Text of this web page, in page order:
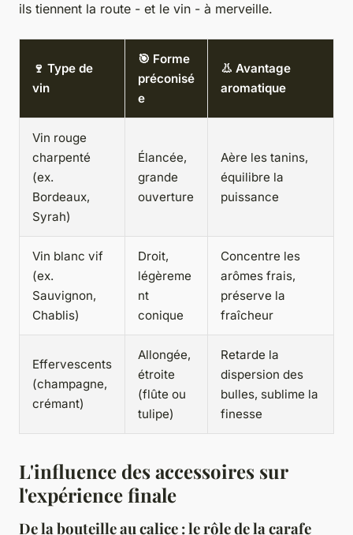
ils tiennent la route - et le vin - à merveille.
🍷 Type de
vin
🎯 Forme
préconisé
e
👃 Avantage
aromatique
Vin rouge
charpenté
(ex.
Bordeaux,
Syrah)
Élancée,
grande
ouverture
Aère les tanins,
équilibre la
puissance
Vin blanc vif
(ex.
Sauvignon,
Chablis)
Droit,
légèreme
nt
conique
Concentre les
arômes frais,
préserve la
fraîcheur
Effervescents
(champagne,
crémant)
Allongée,
étroite
(flûte ou
tulipe)
Retarde la
dispersion des
bulles, sublime la
finesse
L'influence des accessoires sur
l'expérience finale
De la bouteille au calice : le rôle de la carafe